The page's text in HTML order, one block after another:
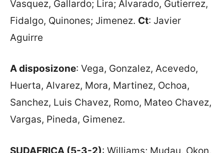
Vasquez, Gallardo; Lira; Alvarado, Gutierrez,
Fidalgo, Quinones; Jimenez. Ct: Javier
Aguirre
A disposizone: Vega, Gonzalez, Acevedo,
Huerta, Alvarez, Mora, Martinez, Ochoa,
Sanchez, Luis Chavez, Romo, Mateo Chavez,
Vargas, Pineda, Gimenez.
SUDAFRICA (5-3-2): Williams; Mudau, Okon,